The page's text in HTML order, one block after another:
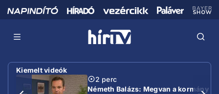
Kiemelt videók
2 perc
Németh Balázs: Megvan a kormány